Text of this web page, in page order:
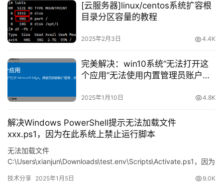
[云服务器]linux/centos系统扩容根
目录分区容量的教程
2025年2月3日 4.4K
完美解决：win10系统“无法打开这
个应用”无法使用内置管理员账户打
户登录，然后再试一次。
2025年1月10日 4.8K
解决Windows PowerShell提示无法加载文件
xxx.ps1，因为在此系统上禁止运行脚本
无法加载文件
C:\Users\xianjun\Downloads\test.env\Scripts\Activate.ps1，因为
Restricted（限制脚本运行）。修改执行策略打开powershell运行以
技术分享 2025年1月5日 9.0K